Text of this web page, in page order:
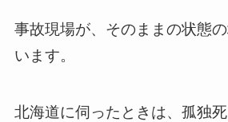
事故現場が、そのままの状態
います。
北海道に伺ったときは、孤独